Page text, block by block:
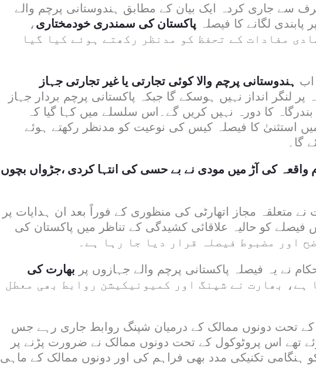
سے جاری کردہ ایک بیان کے مطابق ہندوستانی پرچم والے
لگانے کا فیصلہ پاکستان کی سمندری خودمختاری ،
مفادات کے تحفظ کو مدنظر رکھتے ہوئے کیا گیا
اب ہندوستانی پرچم والا کوئی تجارتی یا غیر تجارتی جہاز
لنگر انداز نہیں ہوسکے گا جبکہ پاکستانی پرچم بردار جہاز
کا دورہ نہیں کریں گے۔اس سلسلے میں کہا گیا کہ
کا فیصلہ کیس کی نوعیت کو مدنظر رکھتے ہوئے
گا۔
واقعہ کی آڑ میں مودی نے بے حسی کی انتہا کردی ،جڑواں بچوں
متعلقہ مجاز اتھارٹی کی منظوری کے فوراً بعد ان ہدایات پر
فیصلے کو حالیہ علاقائی کشیدگی کے تناظر میں پاکستان کی
اور مضبوط فیصلہ قرار دیا جا رہا ہے۔
نے یہ فیصلہ پاکستانی پرچم والے جہازوں پر بھارت کی
ہے، بھارت نے شپنگ اور کمیونیکیشن روابط بھی معطل
تحت دونوں ممالک کے درمیان شپنگ روابط جاری رہے جس
ہوئے تھے اس پروٹوکول کے تحت دونوں ممالک نے ضرورت پڑنے پر
ہنگامی تکنیکی مدد بھی فراہم کی اور دونوں ممالک کے ماہی